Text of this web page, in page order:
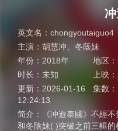
英文名： chongyoutaiguo4
主演： 胡慧冲
冬蔭妹
年份： 2018年 地区：
时长： 未知 上映：
更新： 2026-01-16
12:24:13
集数：
简介：
《冲遊泰國》不經
和冬陰妹( )突破之前三輯